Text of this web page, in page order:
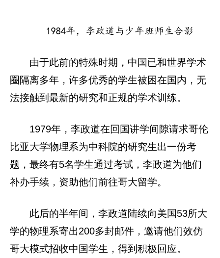
1984年，李政道与少年班师生合影
由于此前的特殊时期，中国已和世界学术
圈隔离多年，许多优秀的学生被困在国内，无
法接触到最新的研究和正规的学术训练。
1979年，李政道在回国讲学间隙请求哥伦
比亚大学物理系为中科院的研究生出一份考
题，最终有5名学生通过考试，李政道为他们
补办手续，资助他们前往哥大留学。
此后的半年间，李政道陆续向美国53所大
学的物理系寄出200多封邮件，邀请他们效仿
哥大模式招收中国学生，得到积极回应。